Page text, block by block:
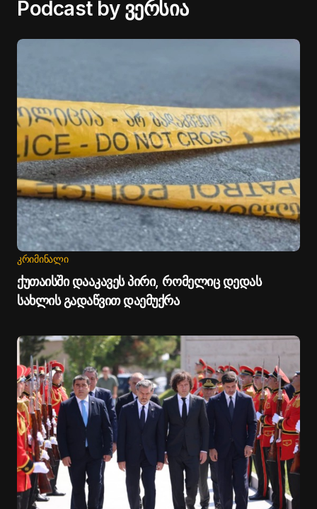
Podcast by ვერსია
ᲙᲠᲘᲛᲘᲜᲐᲚᲘ
ქუთაისში დააკავეს პირი, რომელიც დედას
სახლის გადაწვით დაემუქრა